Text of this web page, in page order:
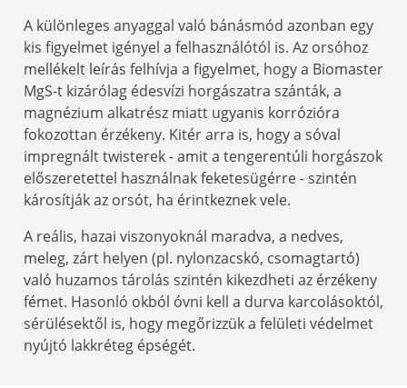
A különleges anyaggal való bánásmód azonban egy
kis figyelmet igényel a felhasználótól is. Az orsóhoz
mellékelt leírás felhívja a figyelmet, hogy a Biomaster
MgS-t kizárólag édesvízi horgászatra szánták, a
magnézium alkatrész miatt ugyanis korrózióra
fokozottan érzékeny. Kitér arra is, hogy a sóval
impregnált twisterek - amit a tengerentúli horgászok
előszeretettel használnak feketesügérre - szintén
károsítják az orsót, ha érintkeznek vele.
A reális, hazai viszonyoknál maradva, a nedves,
meleg, zárt helyen (pl. nylonzacskó, csomagtartó)
való huzamos tárolás szintén kikezdheti az érzékeny
fémet. Hasonló okból óvni kell a durva karcolásoktól,
sérülésektől is, hogy megőrizzük a felületi védelmet
nyújtó lakkréteg épségét.